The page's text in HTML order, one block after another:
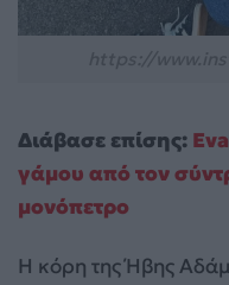
Διάβασε επίσης:
γάμου από τον
μονόπετρο
Η κόρη της Ήβης